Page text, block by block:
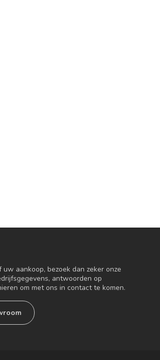
aankoop, bezoek dan zeker onze
antwoorden op
om met ons in contact te komen.